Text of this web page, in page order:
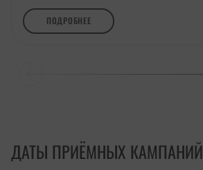
ПОДРОБНЕЕ
ДАТЫ ПРИЁМНЫХ КАМПАНИЙ